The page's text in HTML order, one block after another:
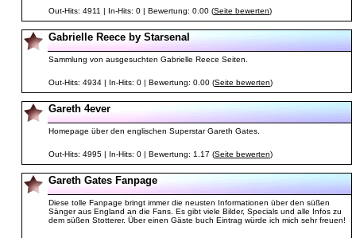
Out-Hits: 4911 | In-Hits: 0 | Bewertung: 0.00 (Seite bewerten)
Gabrielle Reece by Starsenal
Sammlung von ausgesuchten Gabrielle Reece Seiten.
Out-Hits: 4934 | In-Hits: 0 | Bewertung: 0.00 (Seite bewerten)
Gareth 4ever
Homepage über den englischen Superstar Gareth Gates.
Out-Hits: 4995 | In-Hits: 0 | Bewertung: 1.17 (Seite bewerten)
Gareth Gates Fanpage
Diese tolle Fanpage bringt immer die neusten Informationen über den süßen
Sänger aus England an die Fans. Es gibt viele Bilder, Specials und alle Infos zu
dem süßen Stotterer. Über einen Gäste buch Eintrag würde ich mich sehr freuen!